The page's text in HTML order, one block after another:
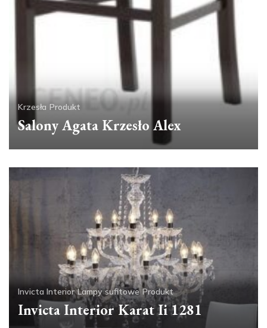
Krzesła Produkt
Salony Agata Krzesło Alex
Invicta Interior Lampy sufitowe Produkt
Invicta Interior Karat Ii 1281